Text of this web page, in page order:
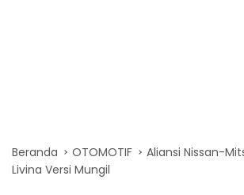
Beranda OTOMOTIF
Aliansi Nissan-
Livina Versi Mungil